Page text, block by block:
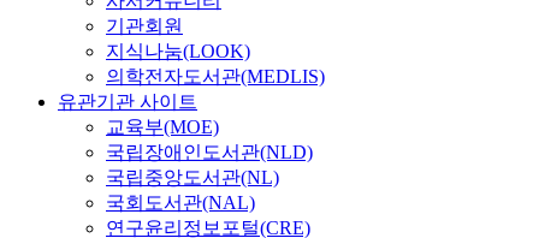
기관회원
지식나눔(LOOK)
의학전자도서관(MEDLIS)
유관기관 사이트
교육부(MOE)
국립장애인도서관(NLD)
국립중앙도서관(NL)
국회도서관(NAL)
연구윤리정보포털(CRE)